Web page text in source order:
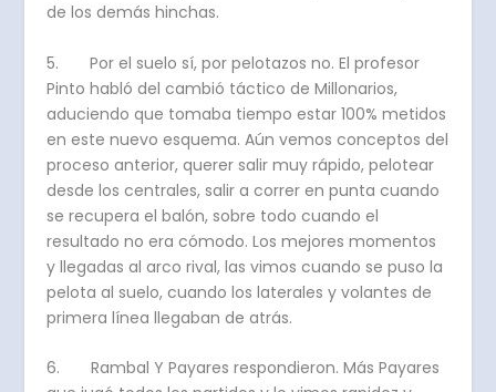
de los demás hinchas.
5. Por el suelo sí, por pelotazos no. El profesor
Pinto habló del cambió táctico de Millonarios,
aduciendo que tomaba tiempo estar 100% metidos
en este nuevo esquema. Aún vemos conceptos del
proceso anterior, querer salir muy rápido, pelotear
desde los centrales, salir a correr en punta cuando
se recupera el balón, sobre todo cuando el
resultado no era cómodo. Los mejores momentos
y llegadas al arco rival, las vimos cuando se puso la
pelota al suelo, cuando los laterales y volantes de
primera línea llegaban de atrás.
6. Rambal Y Payares respondieron. Más Payares